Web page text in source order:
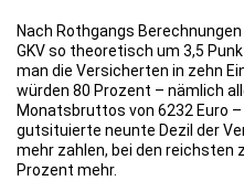
Nach Rothgangs
GKV so theoretisch um 3,5
man die Versicherten in zehn
würden 80 Prozent – nämlich
Monatsbruttos von 6232 Euro
gutsituierte neunte Dezil der
mehr zahlen, bei den reichsten
Prozent mehr.